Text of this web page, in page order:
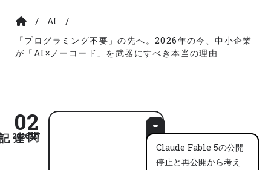
/ AI /
「プログラミング不要」の先へ。2026年の今、中小企業
が「AI×ノーコード」を武器にすべき本当の理由
02
2026.07
Claude Fable 5の公開
停止と再公開から考え